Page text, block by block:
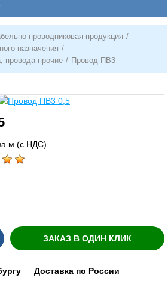
проводниковая продукция /
назначения /
провода прочие / Провод ПВ3
м (с НДС)
ЗАКАЗ В ОДИН КЛИК
Доставка по России